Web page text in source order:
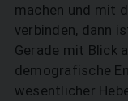
machen und mit
verbinden, dann
Gerade mit Blick
demografische
wesentlicher